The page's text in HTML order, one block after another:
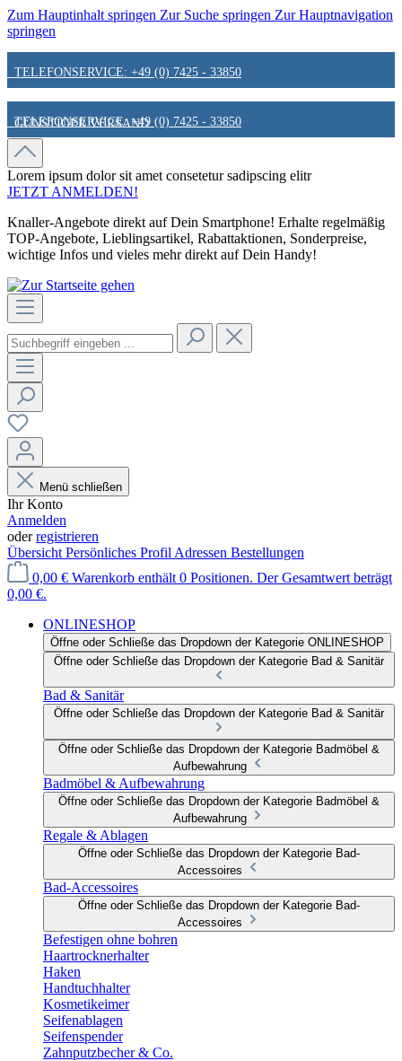
Zum Hauptinhalt springen Zur Suche springen Zur Hauptnavigation
springen
TELEFONSERVICE: +49 (0) 7425 - 33850
GÜNSTIGER VERSAND
FAIR & KUNDENORIENTIERT
HINWEIS ZU STATIONÄREN PREISEN
TELEFONSERVICE: +49 (0) 7425 - 33850
GÜNSTIGER VERSAND
FAIR & KUNDENORIENTIERT
HINWEIS ZU STATIONÄREN PREISEN
Lorem ipsum dolor sit amet consetetur sadipscing elitr
JETZT ANMELDEN!
Knaller-Angebote direkt auf Dein Smartphone! Erhalte regelmäßig
TOP-Angebote, Lieblingsartikel, Rabattaktionen, Sonderpreise,
wichtige Infos und vieles mehr direkt auf Dein Handy!
Menü schließen
Ihr Konto
Anmelden
oderregistrieren
Übersicht Persönliches Profil Adressen Bestellungen
0,00 € Warenkorb enthält 0 Positionen. Der Gesamtwert beträgt
0,00 €.
ONLINESHOP
Öffne oder Schließe das Dropdown der Kategorie ONLINESHOP
Öffne oder Schließe das Dropdown der Kategorie Bad & Sanitär
Bad & Sanitär
Öffne oder Schließe das Dropdown der Kategorie Bad & Sanitär
Öffne oder Schließe das Dropdown der Kategorie Badmöbel &
Aufbewahrung
Badmöbel & Aufbewahrung
Öffne oder Schließe das Dropdown der Kategorie Badmöbel &
Aufbewahrung
Regale & Ablagen
Öffne oder Schließe das Dropdown der Kategorie Bad-
Accessoires
Bad-Accessoires
Öffne oder Schließe das Dropdown der Kategorie Bad-
Accessoires
Befestigen ohne bohren
Haartrocknerhalter
Haken
Handtuchhalter
Kosmetikeimer
Seifenablagen
Seifenspender
Zahnputzbecher & Co.